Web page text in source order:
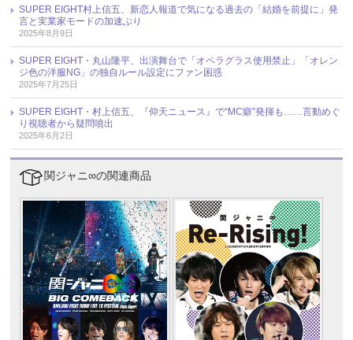
SUPER EIGHT村上信五、新恋人報道で気になる過去の「結婚を前提に」発
言と実業家モードの加速ぶり
2025年8月9日
SUPER EIGHT・丸山隆平、出演舞台で「オペラグラス使用禁止」「オレン
ジ色の洋服NG」の独自ルール設定にファン困惑
2025年7月25日
SUPER EIGHT・村上信五、『仰天ニュース』で“MC癖”発揮も……言動めぐ
り視聴者から疑問噴出
2025年6月2日
関ジャニ∞の関連商品